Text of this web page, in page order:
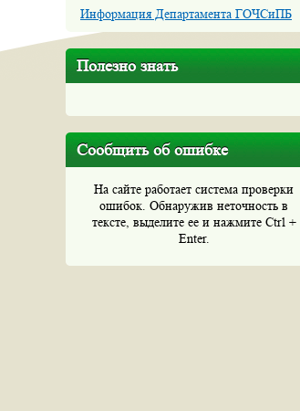
Информация Департамента ГОЧСиПБ
Полезно знать
Сообщить об ошибке
На сайте работает система проверки
ошибок. Обнаружив неточность в
тексте, выделите ее и нажмите Ctrl +
Enter.